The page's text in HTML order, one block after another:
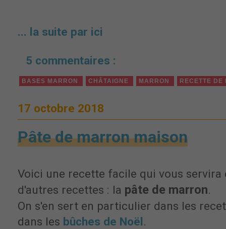
... la suite par ici
5 commentaires :
BASES MARRON CHÂTAIGNE MARRON RECETTE DE
17 octobre 2018
Pâte de marron maison
Voici une recette facile qui vous servira
d'autres recettes : la pâte de marron.
On s'en sert en particulier dans les
dans les bûches de Noël.